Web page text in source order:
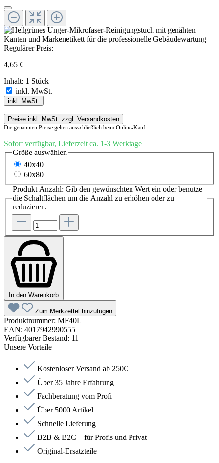
Regulärer Preis:
4,65 €
Inhalt: 1 Stück
inkl. MwSt.
inkl. MwSt.
Preise inkl. MwSt. zzgl. Versandkosten
Die genannten Preise gelten ausschließlich beim Online-Kauf.
Sofort verfügbar, Lieferzeit ca. 1-3 Werktage
Größe auswählen
40x40
60x80
Produkt Anzahl: Gib den gewünschten Wert ein oder benutze
die Schaltflächen um die Anzahl zu erhöhen oder zu
reduzieren.
In den Warenkorb
Zum Merkzettel hinzufügen
Produktnummer: MF40L
EAN: 4017942990555
Verfügbarer Bestand: 11
Unsere Vorteile
Kostenloser Versand ab 250€
Über 35 Jahre Erfahrung
Fachberatung vom Profi
Über 5000 Artikel
Schnelle Lieferung
B2B & B2C – für Profis und Privat
Original-Ersatzteile